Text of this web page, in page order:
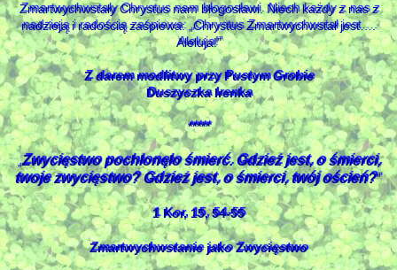
Zmartwychwstały Chrystus nam błogosławi. Niech każdy z nas z
nadzieją i radością zaśpiewa: „Chrystus Zmartwychwstał jest….
Aleluja!”
Z darem modlitwy przy Pustym Grobie
Duszyczka Irenka
*****
„Zwycięstwo pochłonęło śmierć. Gdzież jest, o śmierci,
twoje zwycięstwo? Gdzież jest, o śmierci, twój oścień?”
1 Kor, 15, 54-55
Zmartwychwstanie jako Zwycięstwo